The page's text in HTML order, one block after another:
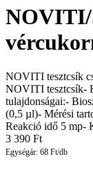
NOVITI tesztcsík
NOVITI tesztcsík-
tulajdonságai:-
(0,5 µl)- Mérési
Reakció idő 5 mp-
3 390 Ft
Egységár: 68 Ft/db